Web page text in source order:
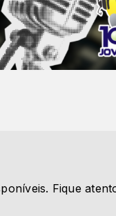
Fique